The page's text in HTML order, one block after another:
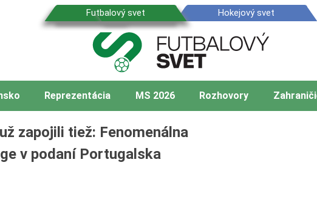
Reprezentácia MS 2026 Rozhovory
zapojili tiež: Fenomenálna
v podaní Portugalska